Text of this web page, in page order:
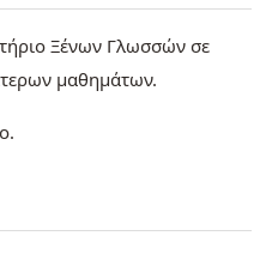
Ξένων Γλωσσών σε
μαθημάτων.